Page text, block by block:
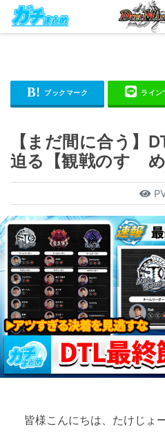
【まだ間に合う】
迫る【観戦のすゝめ
皆様こんにちは、たけじょー